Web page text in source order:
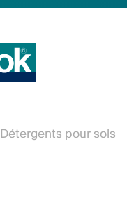
Détergents pour sols